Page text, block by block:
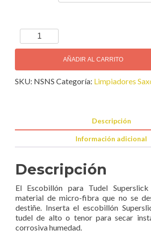
Superslick
Escobillón
Tudel
cantidad
AÑADIR AL CARRITO
SKU: NSNS Categoría: Limpiadores
Descripción
Información adicional
Descripción
El Escobillón para Tudel
material de micro-fibra que no se
destiñe. Inserta el escobillón
tudel de alto o tenor para secar
corrosiva humedad.